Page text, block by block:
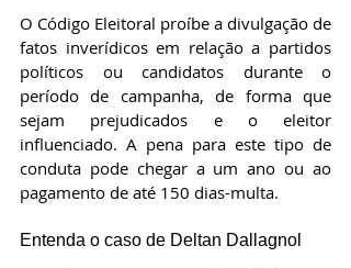
O Código Eleitoral proíbe a divulgação de
fatos inverídicos em relação a partidos
políticos ou candidatos durante o
período de campanha, de forma que
sejam prejudicados e o eleitor
influenciado. A pena para este tipo de
conduta pode chegar a um ano ou ao
pagamento de até 150 dias-multa.
Entenda o caso de Deltan Dallagnol